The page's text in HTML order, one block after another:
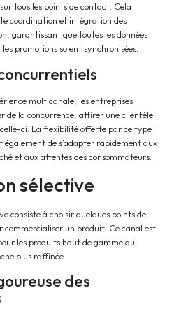
tous les points de contact. Cela
coordination et intégration des
garantissant que toutes les données
promotions soient synchronisées.
multicanale, les entreprises
de la concurrence, attirer une clientèle
ci. La flexibilité offerte par ce type
de s’adapter rapidement aux
et aux attentes des consommateurs.
sélective
consiste à choisir quelques points de
commercialiser un produit. Ce canal est
les produits haut de gamme qui
plus raffinée.
des